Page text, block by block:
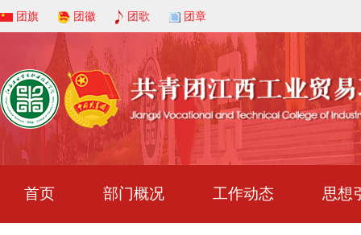
团旗 团徽 团歌 团章
首页 部门概况 工作动态 思想